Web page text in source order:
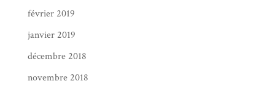
février 2019
janvier 2019
décembre 2018
novembre 2018